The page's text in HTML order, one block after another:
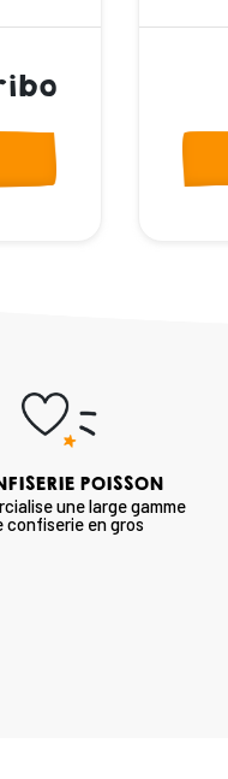
POISSON
une large gamme
confiserie en gros